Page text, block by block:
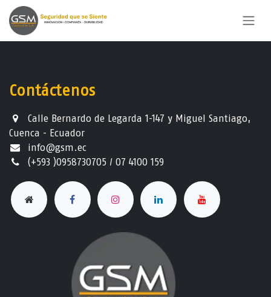
Ir al contenido
Contáctenos
Calle Bernardo de Legarda 1-147 y Miguel Santiago,
Cuenca - Ecuador
info@gsm.ec​
(+593 )0958730705 / 07 4100 159